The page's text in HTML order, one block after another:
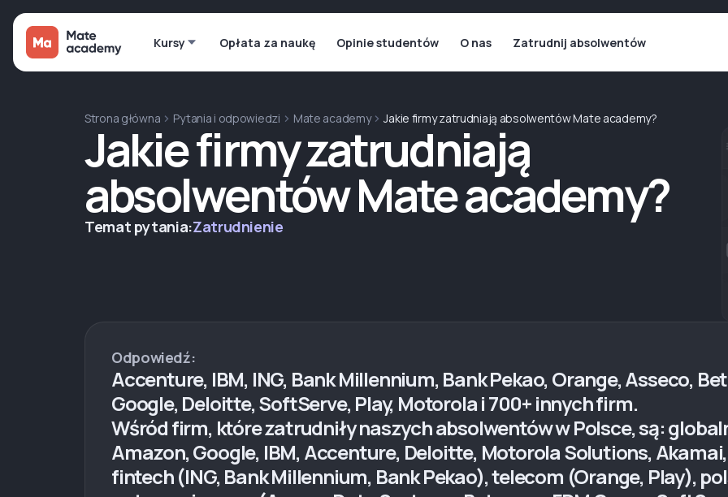
Kursy Opłata za naukę Opinie studentów O nas Zatrudnij absolwentów
Strona główna Pytania i odpowiedzi Mate academy Jakie firmy zatrudniają absolwentów Mate academy?
Jakie firmy zatrudniają
absolwentów Mate academy?
Temat pytania:Zatrudnienie
Odpowiedź:
Accenture, IBM, ING, Bank Millennium, Bank Pekao, Orange, Asseco,
Google, Deloitte, SoftServe, Play, Motorola i 700+ innych firm.
Wśród firm, które zatrudniły naszych absolwentów w Polsce, są:
Amazon, Google, IBM, Accenture, Deloitte, Motorola Solutions,
fintech (ING, Bank Millennium, Bank Pekao), telecom (Orange, Play),